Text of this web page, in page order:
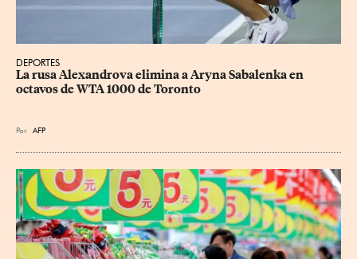
DEPORTES
La rusa Alexandrova elimina a Aryna Sabalenka en
octavos de WTA 1000 de Toronto
Por AFP